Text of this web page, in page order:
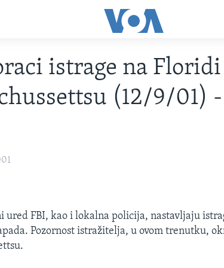
istrage na
(12/9/01)
ured FBI, kao i lokalna policija, nastavljaju
Pozornost istražitelja, u ovom trenutku,